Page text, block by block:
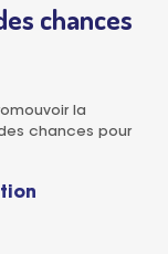
chances
la
chances pour